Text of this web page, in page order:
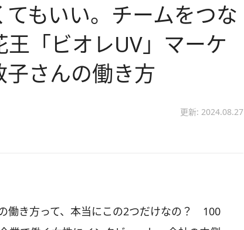
もいい。チームをつな
「ビオレUV」マーケ
さんの働き方
更新: 2024.08.27
働き方って、本当にこの2つだけなの？ 100